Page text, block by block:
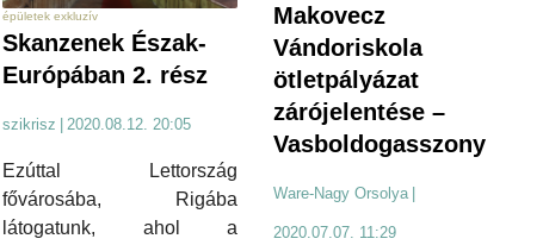
épületek exkluzív
Skanzenek Észak-
Európában 2. rész
szikrisz 2020.08.12. 20:05
Ezúttal Lettország
fővárosába, Rigába
látogatunk, ahol a
Makovecz
Vándoriskola
ötletpályázat
zárójelentése –
Vasboldogasszony
Ware-Nagy Orsolya
2020.07.07. 11:29